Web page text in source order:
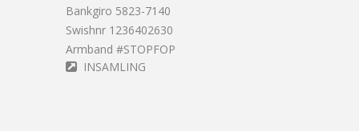
Bankgiro 5823-7140
Swishnr 1236402630
Armband #STOPFOP
INSAMLING